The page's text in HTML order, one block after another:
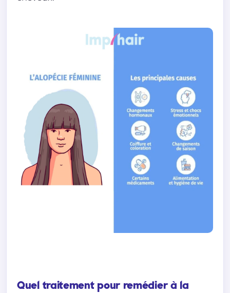
Quel traitement pour remédier à la